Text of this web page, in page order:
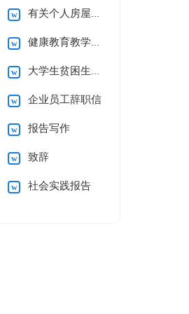
有关个人房屋租赁合同范文10篇
健康教育教学计划
大学生贫困生助学金申请书
企业员工辞职信
报告写作
致辞
社会实践报告